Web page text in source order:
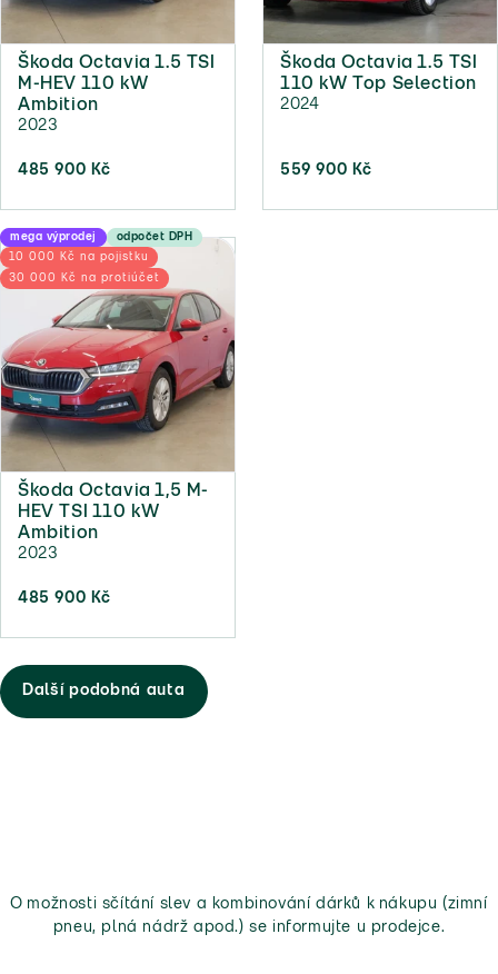
Škoda Octavia 1.5 TSI
M-HEV 110 kW
Ambition
2023
485 900 Kč
Škoda Octavia 1.5 TSI
110 kW Top Selection
2024
559 900 Kč
mega výprodej
odpočet DPH
10 000 Kč na pojistku
30 000 Kč na protiúčet
Škoda Octavia 1,5 M-
HEV TSI 110 kW
Ambition
2023
485 900 Kč
Další podobná auta
O možnosti sčítání slev a kombinování dárků k nákupu (zimní
pneu, plná nádrž apod.) se informujte u prodejce.